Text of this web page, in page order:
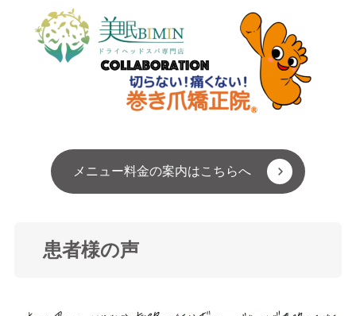
メニュー料金の案内はこちらへ
患者様の声